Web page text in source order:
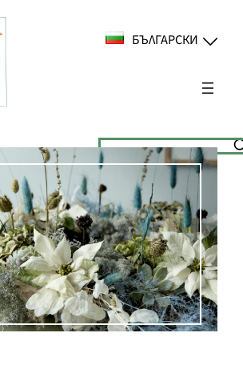
БЪЛГАРСКИ
Suchen